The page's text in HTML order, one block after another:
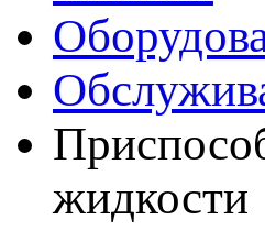
жидкости